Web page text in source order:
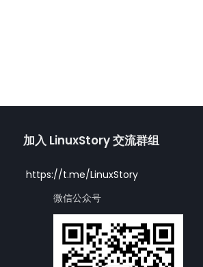
加入 LinuxStory 交流群组
https://t.me/LinuxStory
微信公众号